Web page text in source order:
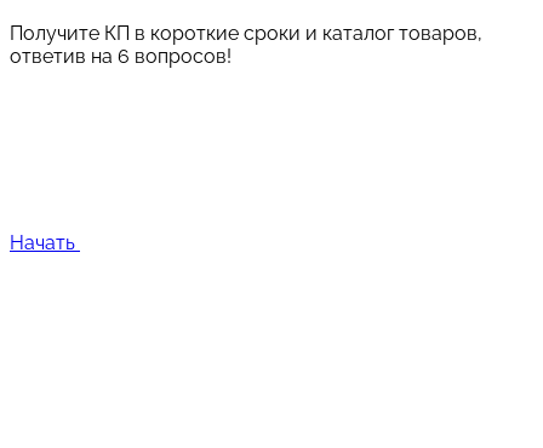
Получите КП в короткие сроки и каталог товаров,
ответив на 6 вопросов!
Начать